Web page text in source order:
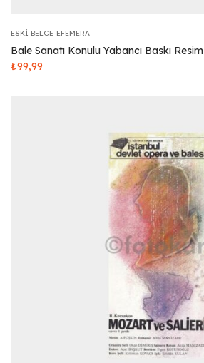
ESKI BELGE-EFEMERA
Bale Sanatı Konulu Yabancı Baskı Resim
₺99,99